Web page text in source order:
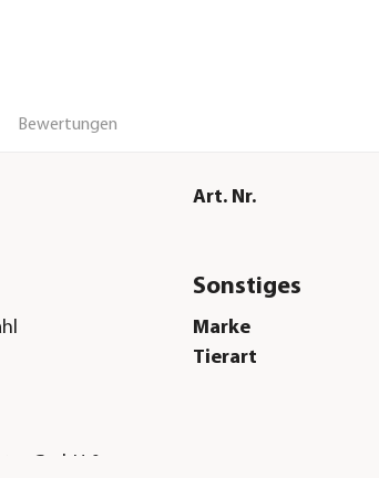
Bewertungen
Art. Nr.
Sonstiges
Marke
Tierart
GmbH &